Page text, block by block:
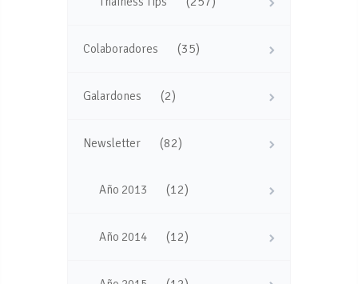
Colaboradores (35)
Galardones (2)
Newsletter (82)
Año 2013 (12)
Año 2014 (12)